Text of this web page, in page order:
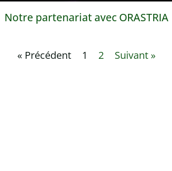
Notre partenariat avec ORASTRIA
« Précédent 1 2 Suivant »